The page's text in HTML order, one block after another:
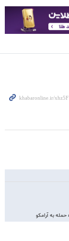
حمله به آرامکو